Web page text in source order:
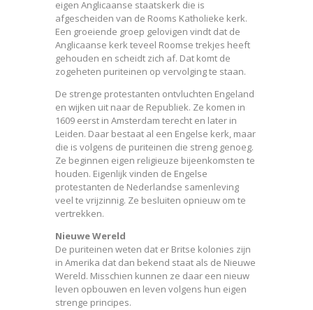
eigen Anglicaanse staatskerk die is
afgescheiden van de Rooms Katholieke kerk.
Een groeiende groep gelovigen vindt dat de
Anglicaanse kerk teveel Roomse trekjes heeft
gehouden en scheidt zich af. Dat komt de
zogeheten puriteinen op vervolging te staan.
De strenge protestanten ontvluchten Engeland
en wijken uit naar de Republiek. Ze komen in
1609 eerst in Amsterdam terecht en later in
Leiden. Daar bestaat al een Engelse kerk, maar
die is volgens de puriteinen die streng genoeg.
Ze beginnen eigen religieuze bijeenkomsten te
houden. Eigenlijk vinden de Engelse
protestanten de Nederlandse samenleving
veel te vrijzinnig. Ze besluiten opnieuw om te
vertrekken.
Nieuwe Wereld
De puriteinen weten dat er Britse kolonies zijn
in Amerika dat dan bekend staat als de Nieuwe
Wereld. Misschien kunnen ze daar een nieuw
leven opbouwen en leven volgens hun eigen
strenge principes.